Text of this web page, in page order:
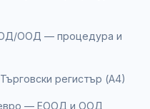
ООД — процедура и
регистър (А4)
евро — ЕООД и ООД